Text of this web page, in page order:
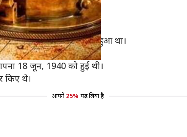
को हल्दीघाटी का युद्ध शुरू हुआ था।
छीन ली गई थी।
18 जून, 1940 को हुई थी।
किए थे।
आपने 25% पढ़ लिया है